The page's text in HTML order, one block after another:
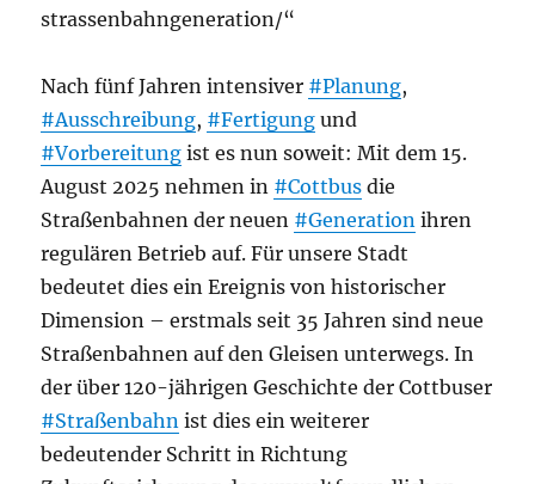
strassenbahngeneration/“
Nach fünf Jahren intensiver #Planung,
#Ausschreibung, #Fertigung und
#Vorbereitung ist es nun soweit: Mit dem 15.
August 2025 nehmen in #Cottbus die
Straßenbahnen der neuen #Generation ihren
regulären Betrieb auf. Für unsere Stadt
bedeutet dies ein Ereignis von historischer
Dimension – erstmals seit 35 Jahren sind neue
Straßenbahnen auf den Gleisen unterwegs. In
der über 120-jährigen Geschichte der Cottbuser
#Straßenbahn ist dies ein weiterer
bedeutender Schritt in Richtung